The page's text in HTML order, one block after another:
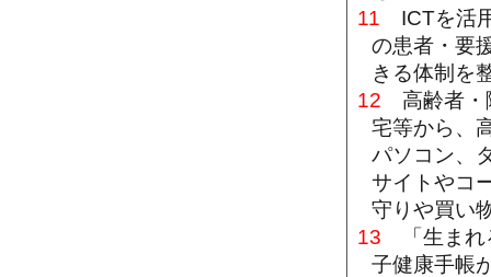
11 ICTを活
の患者・要
きる体制を
12 高齢者・
宅等から、
パソコン、
サイトやコ
守りや買い
13 「生まれ
子健康手帳